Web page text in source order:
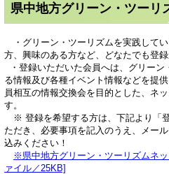
県中地方グリーン・ツーリ
・グリーン・ツーリズムを実践して
方、興味のある方など、どなたでも登
・登録いただいた会員へは、グリー
る情報及び各種イベント情報などを提
員相互の情報交換会を目的とした、ネ
す。
※ 登録を希望する方は、下記より「
ただき、必要事項を記入のうえ、メー
込みください！
※県中地方グリーン・ツーリズムネ
ァイル／25KB]